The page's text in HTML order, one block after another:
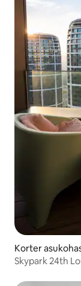
Korter
Skypark 24th